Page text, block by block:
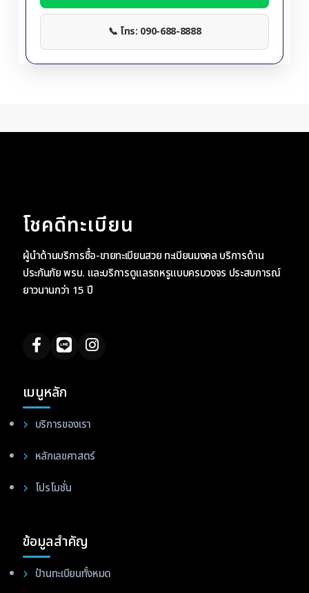
📞 โทร: 090-688-8888
โชคดีทะเบียน
ผู้นำด้านบริการซื้อ-ขายทะเบียนสวย ทะเบียนมงคล บริการด้าน
ประกันภัย พรบ. และบริการดูแลรถหรูแบบครบวงจร ประสบการณ์
ยาวนานกว่า 15 ปี
เมนูหลัก
บริการของเรา
หลักเลขศาสตร์
โปรโมชั่น
ข้อมูลสำคัญ
ป้านทะเบียนทั้งหมด